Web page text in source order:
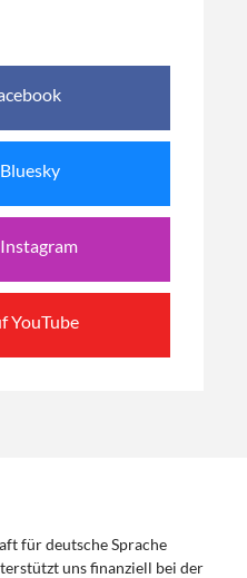
YouTube
für deutsche Sprache
uns finanziell bei der